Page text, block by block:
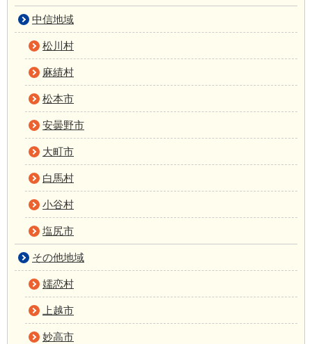
中信地域
松川村
麻績村
松本市
安曇野市
大町市
白馬村
小谷村
塩尻市
その他地域
嬬恋村
上越市
妙高市